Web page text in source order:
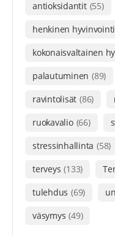
antioksidantit (55)
henkinen hyvinvointi
kokonaisvaltainen
palautuminen (89)
ravintolisät (86)
ruokavalio (66)
stressinhallinta (58)
terveys (133)
tulehdus (69)
väsymys (49)